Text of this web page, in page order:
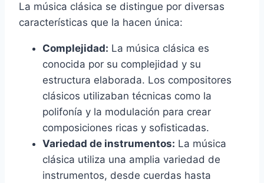
La música clásica se distingue por diversas
características que la hacen única:
Complejidad: La música clásica es
conocida por su complejidad y su
estructura elaborada. Los compositores
clásicos utilizaban técnicas como la
polifonía y la modulación para crear
composiciones ricas y sofisticadas.
Variedad de instrumentos: La música
clásica utiliza una amplia variedad de
instrumentos, desde cuerdas hasta